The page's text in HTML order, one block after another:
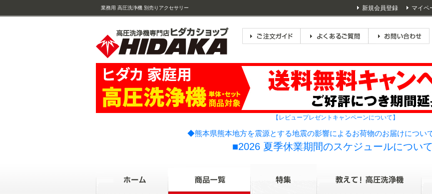
業務用 高圧洗浄機 別売りアクセサリー 新規会員登録 マイペ
【レビュープレゼントキャンペーンについて】
◆熊本県熊本地方を震源とする地震の影響によるお荷物のお届けについ
■2026 夏季休業期間のスケジュールについ